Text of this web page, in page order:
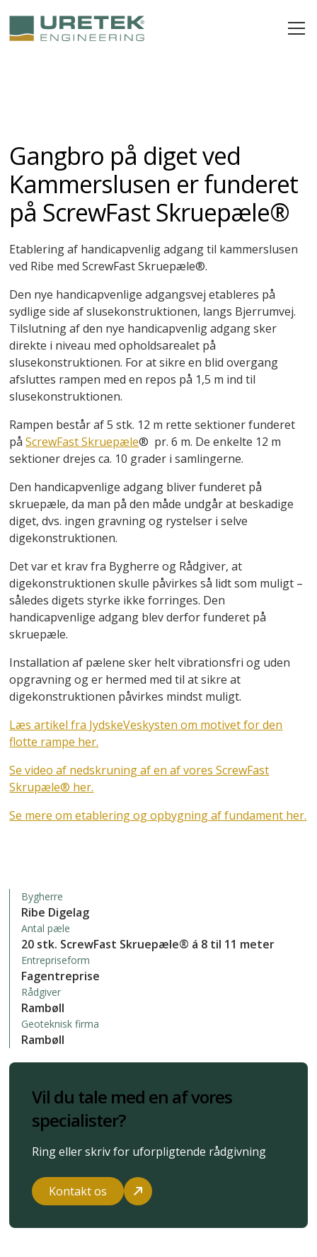
Gangbro på diget ved
Kammerslusen er funderet
på ScrewFast Skruepæle®
Etablering af handicapvenlig adgang til kammerslusen
ved Ribe med ScrewFast Skruepæle®.
Den nye handicapvenlige adgangsvej etableres på
sydlige side af slusekonstruktionen, langs Bjerrumvej.
Tilslutning af den nye handicapvenlig adgang sker
direkte i niveau med opholdsarealet på
slusekonstruktionen. For at sikre en blid overgang
afsluttes rampen med en repos på 1,5 m ind til
slusekonstruktionen.
Rampen består af 5 stk. 12 m rette sektioner funderet
påScrewFast Skruepæle® pr. 6 m. De enkelte 12 m
sektioner drejes ca. 10 grader i samlingerne.
Den handicapvenlige adgang bliver funderet på
skruepæle, da man på den måde undgår at beskadige
diget, dvs. ingen gravning og rystelser i selve
digekonstruktionen.
Det var et krav fra Bygherre og Rådgiver, at
digekonstruktionen skulle påvirkes så lidt som muligt –
således digets styrke ikke forringes. Den
handicapvenlige adgang blev derfor funderet på
skruepæle.
Installation af pælene sker helt vibrationsfri og uden
opgravning og er hermed med til at sikre at
digekonstruktionen påvirkes mindst muligt.
Læs artikel fra JydskeVeskysten om motivet for den
flotte rampe her.
Se video af nedskruning af en af vores ScrewFast
Skrupæle® her.
Se mere om etablering og opbygning af fundament her.
Bygherre
Ribe Digelag
Antal pæle
20 stk. ScrewFast Skruepæle® á 8 til 11 meter
Entrepriseform
Fagentreprise
Rådgiver
Rambøll
Geoteknisk firma
Rambøll
Vil du tale med en af vores
specialister?
Ring eller skriv for uforpligtende rådgivning
Kontakt os